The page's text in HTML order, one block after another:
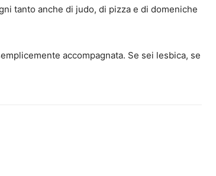
tanto anche di judo, di pizza e di domeniche
accompagnata. Se sei lesbica, se